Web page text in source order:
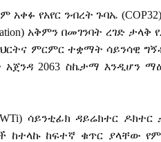
አቀፉ የአየር ንብረት ጉባኤ (COP32)
አቅምን በመገንባት ረገድ ታላቅ
ምርምር ተቋማት ሳይንሳዊ
አጀንዳ 2063 ስኬታማ እንዲሆን
ሳይንቲፊክ ዳይሬክተር ዶክተር
ከተላኩ ከፍተኛ ቁጥር ያላቸው